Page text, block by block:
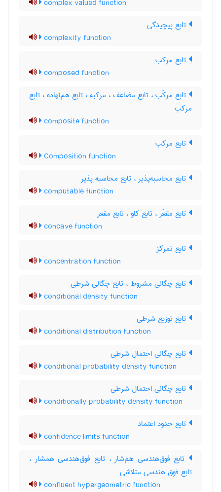
complex valued function
تابع پیچیدگی
complexity function
تابع مرکب
composed function
تابع مرکّب ، تابع مضاعف ، مرکبه ، تابع هم‌نهاده ، تابع
مرکب
composite function
تابع مرکب
Composition function
تابع محاسبه‌پذیر ، تابع محاسبه پذیر
computable function
تابع مقعّر ، تابع کاو ، تابع مقعر
concave function
تابع تمرکز
concentration function
تابع چگالی مشروط ، تابع چگالی شرطی
conditional density function
تابع توزیع شرطی
conditional distribution function
تابع چگالی احتمال شرطی
conditional probability density function
تابع چگالی احتمال شرطی
conditionally probability density function
تابع حدود اعتماد
confidence limits function
تابع فوق‌هندسی هم‌شار ، تابع فوق‌هندسی همشار ،
تابع فوق هندسی متلاشی
confluent hypergeometric function